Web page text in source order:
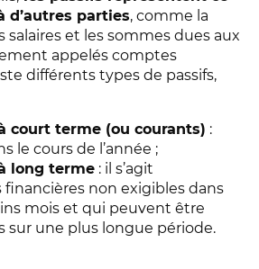
d’autres parties, comme la
salaires et les sommes dues aux
appelés comptes
différents types de passifs,
court terme (ou courants) :
le cours de l’année ;
long terme : il s’agit
financières non exigibles dans
mois et qui peuvent être
sur une plus longue période.